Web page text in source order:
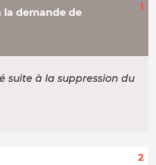
la demande de
1
suite à la suppression du
2